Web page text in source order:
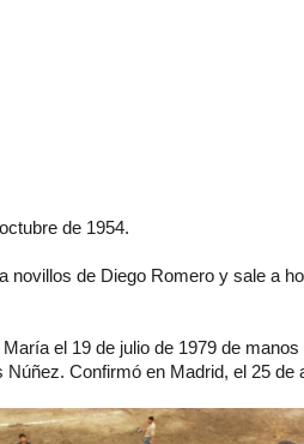
de 1954.
novillos de Diego Romero y sale a
el 19 de julio de 1979 de
Confirmó en Madrid, el 25 de